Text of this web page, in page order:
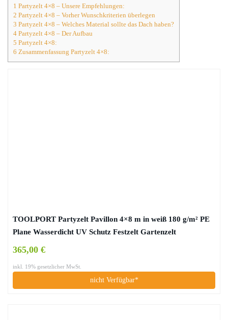
1 Partyzelt 4×8 – Unsere Empfehlungen:
2 Partyzelt 4×8 – Vorher Wunschkriterien überlegen
3 Partyzelt 4×8 – Welches Material sollte das Dach haben?
4 Partyzelt 4×8 – Der Aufbau
5 Partyzelt 4×8:
6 Zusammenfassung Partyzelt 4×8:
TOOLPORT Partyzelt Pavillon 4×8 m in weiß 180 g/m² PE
Plane Wasserdicht UV Schutz Festzelt Gartenzelt
365,00 €
inkl. 19% gesetzlicher MwSt.
nicht Verfügbar*